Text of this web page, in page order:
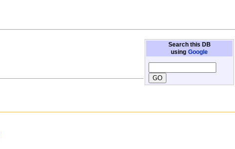
Search this DB
using Google